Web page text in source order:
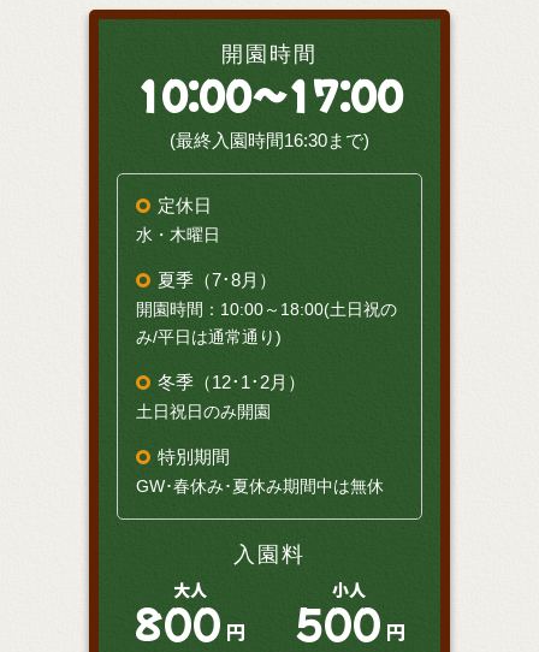
開園時間
10:00～17:00
(最終入園時間16:30まで)
定休日
水・木曜日
夏季（7･8月）
開園時間：10:00～18:00(土日祝の
み/平日は通常通り)
冬季（12･1･2月）
土日祝日のみ開園
特別期間
GW･春休み･夏休み期間中は無休
入園料
大人
800 円
小人
500 円